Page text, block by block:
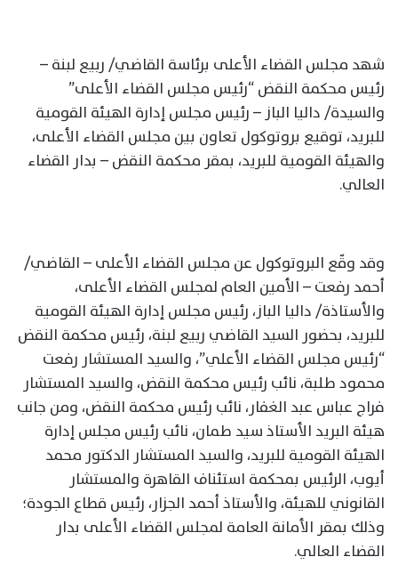
شهد مجلس القضاء الأعلى برئاسة القاضي/ ربيع لبنة –
رئيس محكمة النقض “رئيس مجلس القضاء الأعلى”
والسيدة/ داليا الباز – رئيس مجلس إدارة الهيئة القومية
للبريد، توقيع بروتوكول تعاون بين مجلس القضاء الأعلى،
والهيئة القومية للبريد، بمقر محكمة النقض – بدار القضاء
العالي.
وقد وقّع البروتوكول عن مجلس القضاء الأعلى – القاضي/
أحمد رفعت – الأمين العام لمجلس القضاء الأعلى،
والأستاذة/ داليا الباز، رئيس مجلس إدارة الهيئة القومية
للبريد، بحضور السيد القاضي ربيع لبنة، رئيس محكمة النقض
“رئيس مجلس القضاء الأعلي”، والسيد المستشار رفعت
محمود طلبة، نائب رئيس محكمة النقض، والسيد المستشار
فراج عباس عبد الغفار، نائب رئيس محكمة النقض، ومن جانب
هيئة البريد الأستاذ سيد طمان، نائب رئيس مجلس إدارة
الهيئة القومية للبريد، والسيد المستشار الدكتور محمد
أيوب، الرئيس بمحكمة استئناف القاهرة والمستشار
القانوني للهيئة، والأستاذ أحمد الجزار، رئيس قطاع الجودة؛
وذلك بمقر الأمانة العامة لمجلس القضاء الأعلى بدار
القضاء العالي.